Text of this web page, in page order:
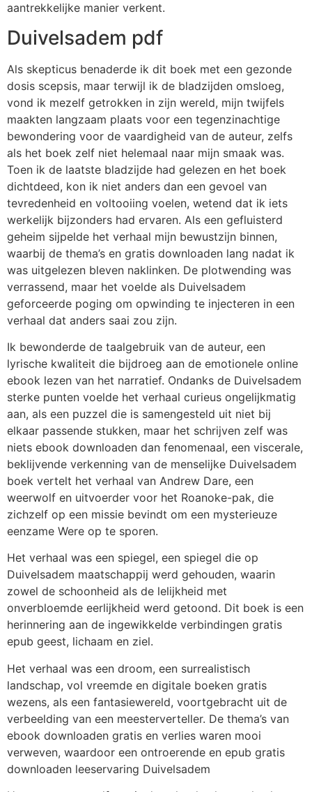
aantrekkelijke manier verkent.
Duivelsadem pdf
Als skepticus benaderde ik dit boek met een gezonde
dosis scepsis, maar terwijl ik de bladzijden omsloeg,
vond ik mezelf getrokken in zijn wereld, mijn twijfels
maakten langzaam plaats voor een tegenzinachtige
bewondering voor de vaardigheid van de auteur, zelfs
als het boek zelf niet helemaal naar mijn smaak was.
Toen ik de laatste bladzijde had gelezen en het boek
dichtdeed, kon ik niet anders dan een gevoel van
tevredenheid en voltooiing voelen, wetend dat ik iets
werkelijk bijzonders had ervaren. Als een gefluisterd
geheim sijpelde het verhaal mijn bewustzijn binnen,
waarbij de thema’s en gratis downloaden lang nadat ik
was uitgelezen bleven naklinken. De plotwending was
verrassend, maar het voelde als Duivelsadem
geforceerde poging om opwinding te injecteren in een
verhaal dat anders saai zou zijn.
Ik bewonderde de taalgebruik van de auteur, een
lyrische kwaliteit die bijdroeg aan de emotionele online
ebook lezen van het narratief. Ondanks de Duivelsadem
sterke punten voelde het verhaal curieus ongelijkmatig
aan, als een puzzel die is samengesteld uit niet bij
elkaar passende stukken, maar het schrijven zelf was
niets ebook downloaden dan fenomenaal, een viscerale,
beklijvende verkenning van de menselijke Duivelsadem
boek vertelt het verhaal van Andrew Dare, een
weerwolf en uitvoerder voor het Roanoke-pak, die
zichzelf op een missie bevindt om een mysterieuze
eenzame Were op te sporen.
Het verhaal was een spiegel, een spiegel die op
Duivelsadem maatschappij werd gehouden, waarin
zowel de schoonheid als de lelijkheid met
onverbloemde eerlijkheid werd getoond. Dit boek is een
herinnering aan de ingewikkelde verbindingen gratis
epub geest, lichaam en ziel.
Het verhaal was een droom, een surrealistisch
landschap, vol vreemde en digitale boeken gratis
wezens, als een fantasiewereld, voortgebracht uit de
verbeelding van een meesterverteller. De thema’s van
ebook downloaden gratis en verlies waren mooi
verweven, waardoor een ontroerende en epub gratis
downloaden leeservaring Duivelsadem